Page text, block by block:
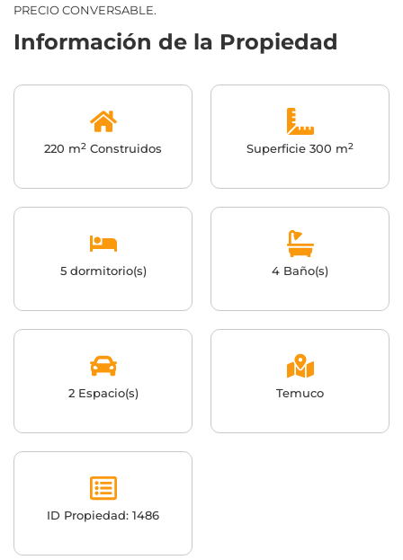
PRECIO CONVERSABLE.
Información de la Propiedad
220 m2 Construidos Superficie 300 m2
5 dormitorio(s) 4 Baño(s)
2 Espacio(s) Temuco
ID Propiedad: 1486